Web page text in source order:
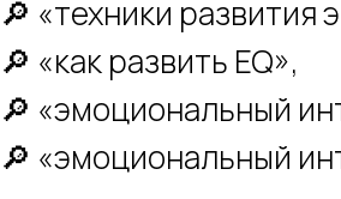
🔎 «техники развития
🔎 «как развить EQ»,
🔎 «эмоциональный
🔎 «эмоциональный